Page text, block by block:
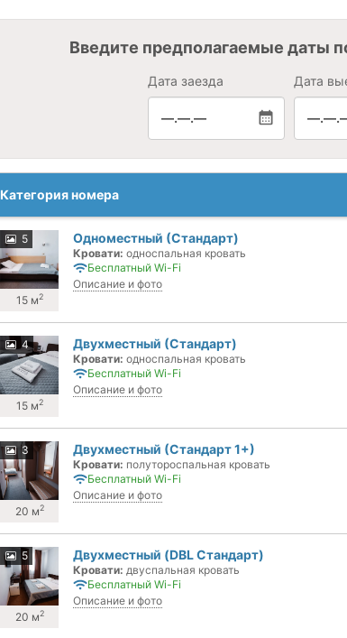
Введите предполагаемые даты
Дата заезда
—.—.—
Дата
Категория номера
5
15 м2
Одноместный (Стандарт)
Кровати: односпальная кровать
Бесплатный Wi-Fi
Описание и фото
4
15 м2
Двухместный (Стандарт)
Кровати: односпальная кровать
Бесплатный Wi-Fi
Описание и фото
3
20 м2
Двухместный (Стандарт 1+)
Кровати: полутороспальная кровать
Бесплатный Wi-Fi
Описание и фото
5
20 м2
Двухместный (DBL Стандарт)
Кровати: двуспальная кровать
Бесплатный Wi-Fi
Описание и фото